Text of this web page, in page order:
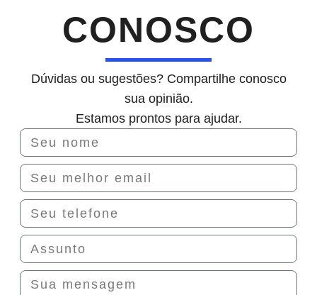
CONOSCO
Dúvidas ou sugestões? Compartilhe conosco
sua opinião.
Estamos prontos para ajudar.